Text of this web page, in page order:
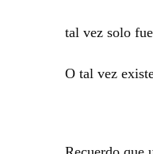
tal vez solo
O tal vez